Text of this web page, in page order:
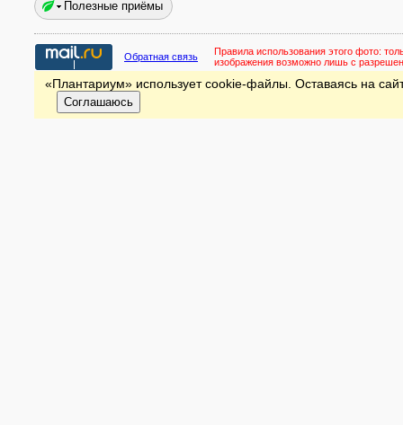
Полезные приёмы
Обратная связь Правила использования этого фото:
изображения возможно лишь с
«Плантариум» использует cookie-файлы. Оставаясь на
Соглашаюсь